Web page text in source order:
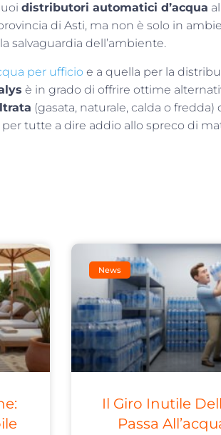
distributori automatici d’acqua
di Asti, ma non è solo in
salvaguardia dell’ambiente.
per ufficio e a quella per la
è in grado di offrire ottime
(gasata, naturale, calda o
tutte a dire addio allo spreco di
News
Il Giro Inutile
Passa